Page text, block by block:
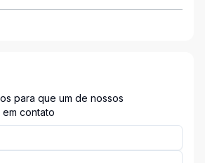
para que um de nossos
contato